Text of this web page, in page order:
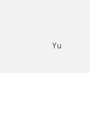
Yu